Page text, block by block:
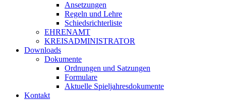
Ansetzungen
Regeln und Lehre
Schiedsrichterliste
EHRENAMT
KREISADMINISTRATOR
Downloads
Dokumente
Ordnungen und Satzungen
Formulare
Aktuelle Spieljahresdokumente
Kontakt